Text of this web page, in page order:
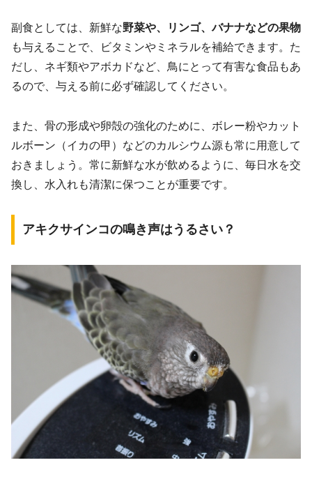
副食としては、新鮮な野菜や、リンゴ、バナナなどの果物
も与えることで、ビタミンやミネラルを補給できます。た
だし、ネギ類やアボカドなど、鳥にとって有害な食品もあ
るので、与える前に必ず確認してください。
また、骨の形成や卵殻の強化のために、ボレー粉やカット
ルボーン（イカの甲）などのカルシウム源も常に用意して
おきましょう。常に新鮮な水が飲めるように、毎日水を交
換し、水入れも清潔に保つことが重要です。
アキクサインコの鳴き声はうるさい？